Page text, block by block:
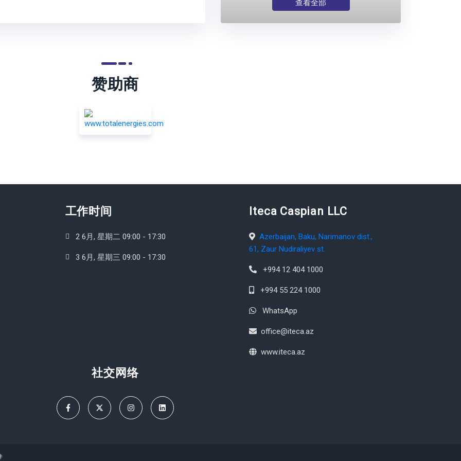
查看全部
赞助商
工作时间
2 6月, 星期二 09:00 - 17:30
3 6月, 星期三 09:00 - 17:30
Iteca Caspian LLC
Azerbaijan, Baku, Narimanov dist.,
61, Zaur Nudiraliyev st.
+994 12 404 1000
+994 55 224 1000
WhatsApp
office@iteca.az
www.iteca.az
社交网络